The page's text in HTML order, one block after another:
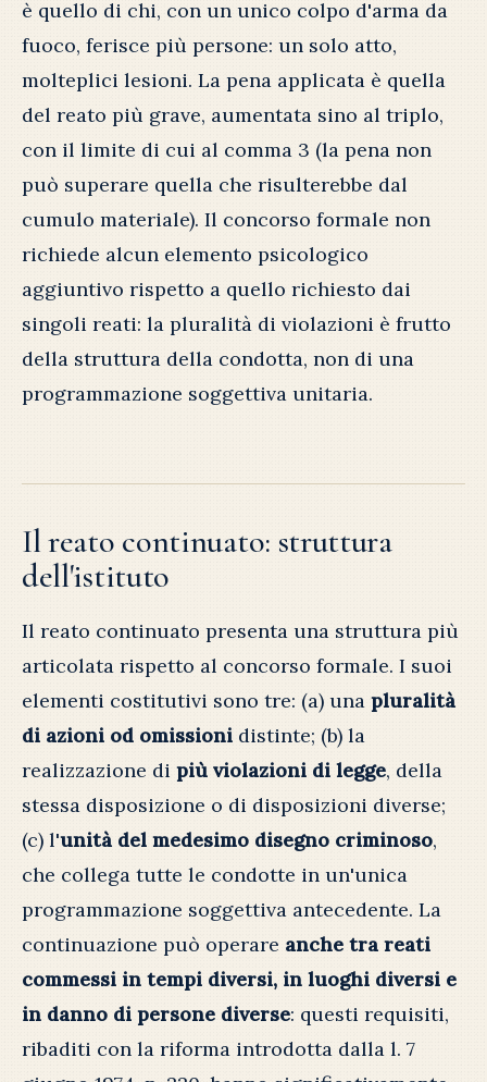
è quello di chi, con un unico colpo d'arma da
fuoco, ferisce più persone: un solo atto,
molteplici lesioni. La pena applicata è quella
del reato più grave, aumentata sino al triplo,
con il limite di cui al comma 3 (la pena non
può superare quella che risulterebbe dal
cumulo materiale). Il concorso formale non
richiede alcun elemento psicologico
aggiuntivo rispetto a quello richiesto dai
singoli reati: la pluralità di violazioni è frutto
della struttura della condotta, non di una
programmazione soggettiva unitaria.
Il reato continuato: struttura
dell'istituto
Il reato continuato presenta una struttura più
articolata rispetto al concorso formale. I suoi
elementi costitutivi sono tre: (a) una pluralità
di azioni od omissioni distinte; (b) la
realizzazione di più violazioni di legge, della
stessa disposizione o di disposizioni diverse;
(c) l'unità del medesimo disegno criminoso,
che collega tutte le condotte in un'unica
programmazione soggettiva antecedente. La
continuazione può operare anche tra reati
commessi in tempi diversi, in luoghi diversi e
in danno di persone diverse: questi requisiti,
ribaditi con la riforma introdotta dalla l. 7